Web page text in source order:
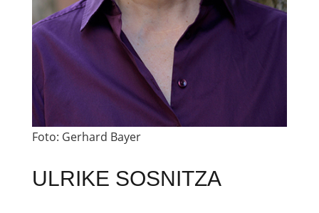
Foto: Gerhard Bayer
ULRIKE SOSNITZA